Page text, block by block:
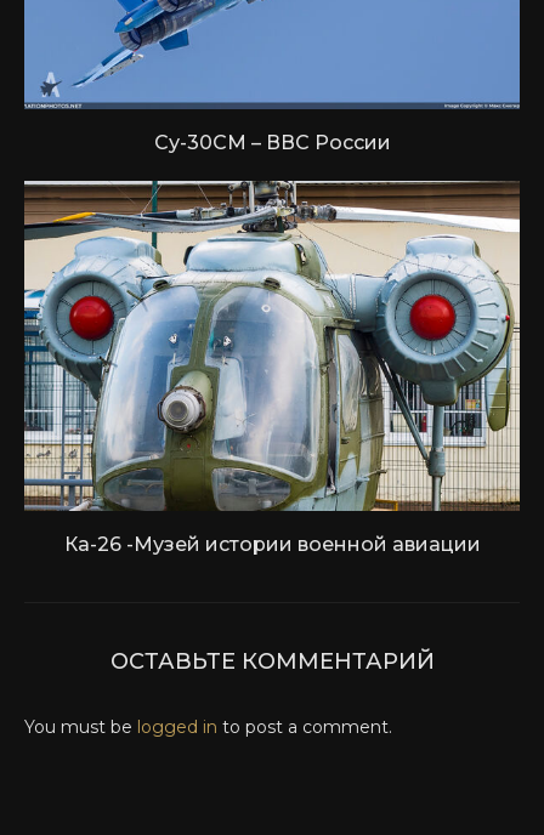
Су-30СМ – ВВС России
Ка-26 -Музей истории военной авиации
ОСТАВЬТЕ КОММЕНТАРИЙ
You must be logged in to post a comment.